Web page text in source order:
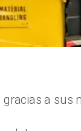
a sus